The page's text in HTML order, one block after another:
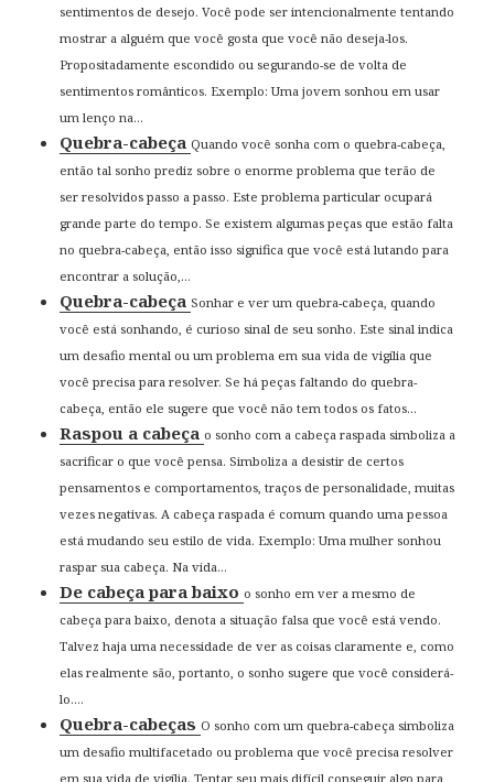
sentimentos de desejo. Você pode ser intencionalmente tentando
mostrar a alguém que você gosta que você não deseja-los.
Propositadamente escondido ou segurando-se de volta de
sentimentos românticos. Exemplo: Uma jovem sonhou em usar
um lenço na...
Quebra-cabeçaQuando você sonha com o quebra-cabeça,
então tal sonho prediz sobre o enorme problema que terão de
ser resolvidos passo a passo. Este problema particular ocupará
grande parte do tempo. Se existem algumas peças que estão falta
no quebra-cabeça, então isso significa que você está lutando para
encontrar a solução,...
Quebra-cabeçaSonhar e ver um quebra-cabeça, quando
você está sonhando, é curioso sinal de seu sonho. Este sinal indica
um desafio mental ou um problema em sua vida de vigília que
você precisa para resolver. Se há peças faltando do quebra-
cabeça, então ele sugere que você não tem todos os fatos...
Raspou a cabeça o sonho com a cabeça raspada simboliza a
sacrificar o que você pensa. Simboliza a desistir de certos
pensamentos e comportamentos, traços de personalidade, muitas
vezes negativas. A cabeça raspada é comum quando uma pessoa
está mudando seu estilo de vida. Exemplo: Uma mulher sonhou
raspar sua cabeça. Na vida...
De cabeça para baixo o sonho em ver a mesmo de
cabeça para baixo, denota a situação falsa que você está vendo.
Talvez haja uma necessidade de ver as coisas claramente e, como
elas realmente são, portanto, o sonho sugere que você considerá-
lo....
Quebra-cabeças O sonho com um quebra-cabeça simboliza
um desafio multifacetado ou problema que você precisa resolver
em sua vida de vigília. Tentar seu mais difícil conseguir algo para